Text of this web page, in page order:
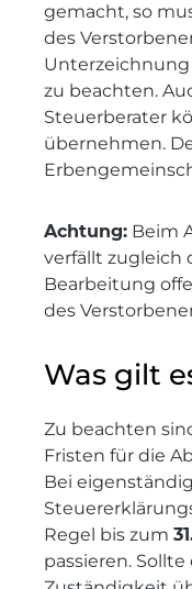
gemacht, so
des
zu beachten.
Steuerberater
übernehmen.
Achtung: Beim
verfällt zugleich
Bearbeitung
des
Was gilt
Zu beachten
Fristen für die
Bei
Regel bis zum
passieren.